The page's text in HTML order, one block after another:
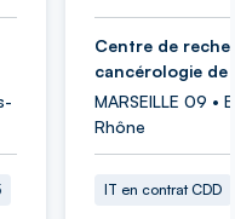
Centre de
cancérologie de
MARSEILLE 09 •
Rhône
IT en contrat CDD